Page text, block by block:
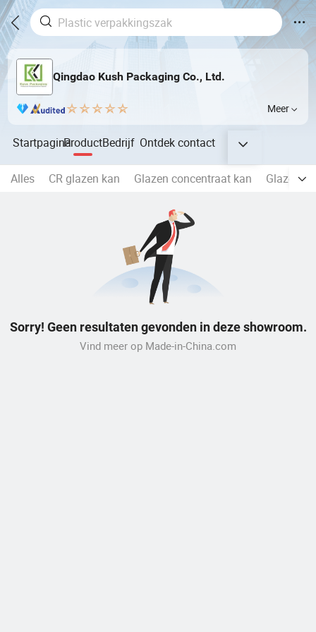
Qingdao Kush Packaging Co., Ltd.
Meer
StartpaginaProductBedrijf Ontdekcontact
Alles CR glazen kan Glazen concentraat kan Glazen
Sorry! Geen resultaten gevonden in deze showroom.
Vind meer op Made-in-China.com